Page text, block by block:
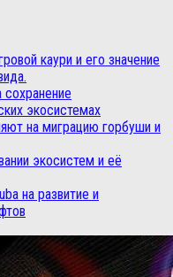
каури и его значение
сохранение
экосистемах
на миграцию горбуши и
экосистем и её
на развитие и